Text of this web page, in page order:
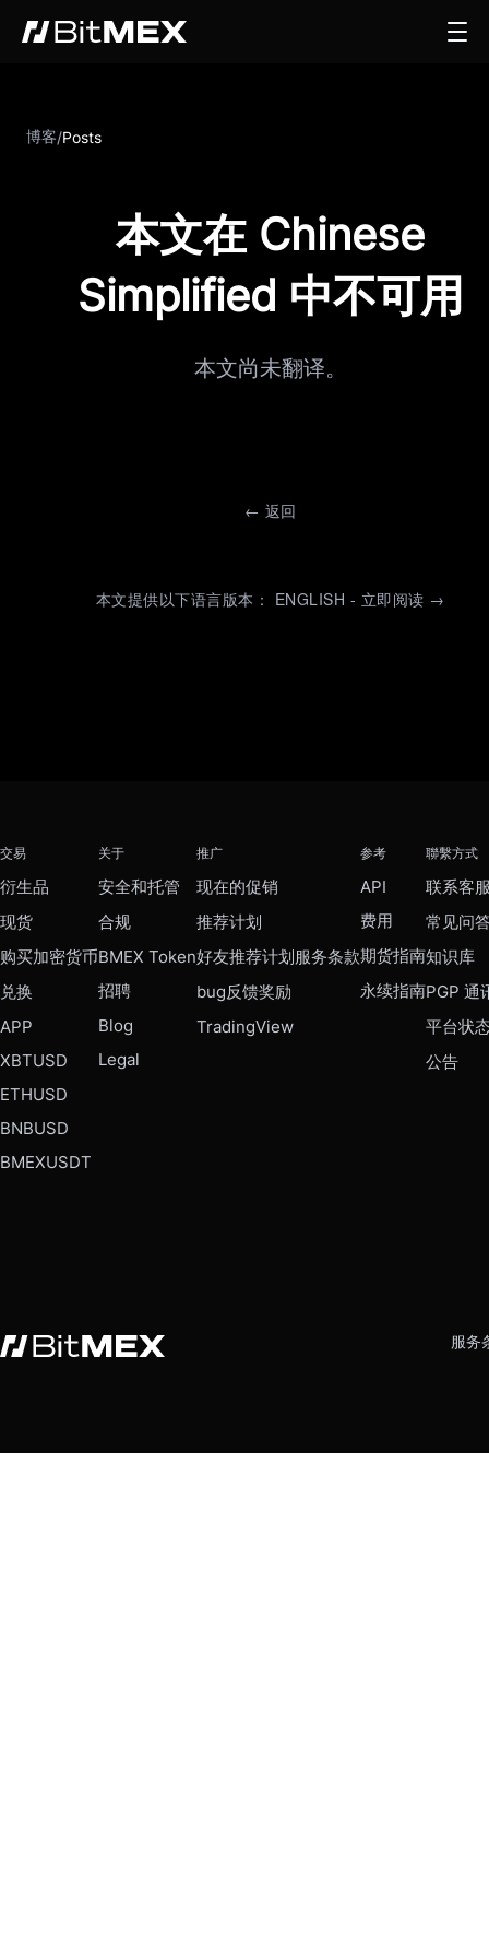
博客/Posts
本文在 Chinese
Simplified 中不可用
本文尚未翻译。
← 返回
本文提供以下语言版本： ENGLISH - 立即阅读 →
交易
衍生品
现货
购买加密货币
兑换
APP
XBTUSD
ETHUSD
BNBUSD
BMEXUSDT
关于
安全和托管
合规
BMEX Token
招聘
Blog
Legal
推广
现在的促销
推荐计划
好友推荐计划服务条款
bug反馈奖励
TradingView
参考
API
费用
期货指南
永续指南
聯繫方式
联系客
常见问
知识库
PGP 通
平台状
公告
服务